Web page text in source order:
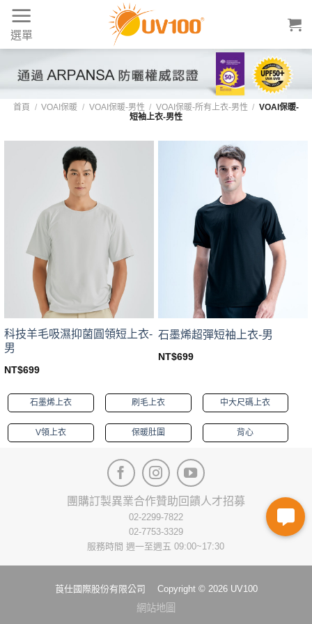
Skip
content
選單
首頁 / VOAI保暖 / VOAI保暖-男性 / VOAI保暖-所有上衣-男性 / VOAI保暖-
短袖上衣-男性
科技羊毛吸濕抑菌圓領短上衣-
男
NT$699
product
has
multiple
variants.
石墨烯超彈短袖上衣-男
NT$699
has
multiple
variants.
The
may
be
chosen
on
the
product
石墨烯上衣 刷毛上衣 中大尺碼上衣
V領上衣 保暖肚圍 背心
團購訂製異業合作贊助回饋人才招募
02-2299-7822
02-7753-3329
服務時間 週一至週五 09:00~17:30
莨仕國際股份有限公司 Copyright © 2026 UV100
網站地圖